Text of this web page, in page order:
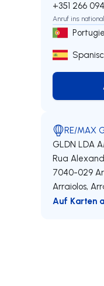
navigieren
+351 266
Anruf ins
RE/MAX
GLDN LDA
Rua
7040-029
Arraiolos,
Auf Karten